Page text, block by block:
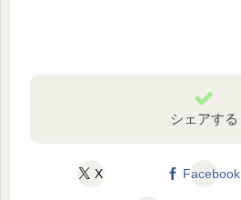
シェアする
X Facebook